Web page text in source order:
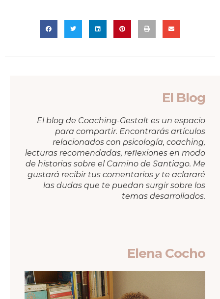
El Blog
El blog de Coaching-Gestalt es un espacio
para compartir. Encontrarás artículos
relacionados con psicología, coaching,
lecturas recomendadas, reflexiones en modo
de historias sobre el Camino de Santiago. Me
gustará recibir tus comentarios y te aclararé
las dudas que te puedan surgir sobre los
temas desarrollados.
Elena Cocho